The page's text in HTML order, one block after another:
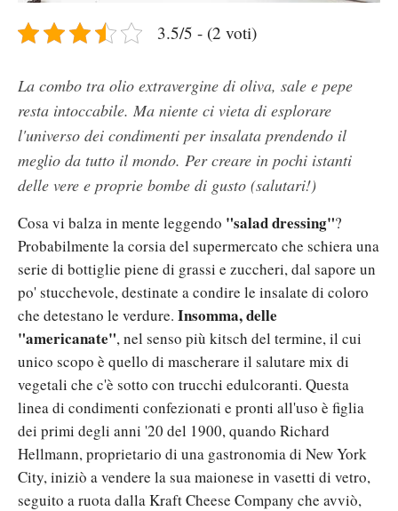
3.5/5 - (2 voti)
La combo tra olio extravergine di oliva, sale e pepe
resta intoccabile. Ma niente ci vieta di esplorare
l'universo dei condimenti per insalata prendendo il
meglio da tutto il mondo. Per creare in pochi istanti
delle vere e proprie bombe di gusto (salutari!)
Cosa vi balza in mente leggendo "salad dressing"?
Probabilmente la corsia del supermercato che schiera una
serie di bottiglie piene di grassi e zuccheri, dal sapore un
po' stucchevole, destinate a condire le insalate di coloro
che detestano le verdure. Insomma, delle
"americanate", nel senso più kitsch del termine, il cui
unico scopo è quello di mascherare il salutare mix di
vegetali che c'è sotto con trucchi edulcoranti. Questa
linea di condimenti confezionati e pronti all'uso è figlia
dei primi degli anni '20 del 1900, quando Richard
Hellmann, proprietario di una gastronomia di New York
City, iniziò a vendere la sua maionese in vasetti di vetro,
seguito a ruota dalla Kraft Cheese Company che avviò,